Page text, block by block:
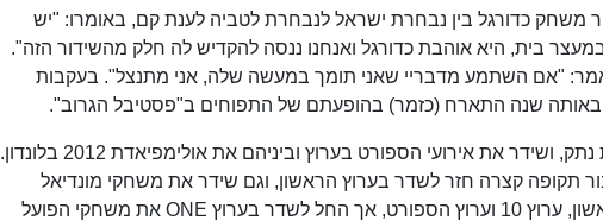
משחק כדורגל בין נבחרת ישראל לנבחרת לטביה לענת קם, באומרו: "יש
בית, היא אוהבת כדורגל ואנחנו ננסה להקדיש לה חלק מהשידור הזה".
"אם השתמע מדבריי שאני תומך במעשה שלה, אני מתנצל". בעקבות
בשנת 2012 שב ארבל לערוץ 1 לאחר 22 שנות נתק, ושידר את אירועי הספורט בערוץ וביניהם את אולימפיאדת 2012 בלונדון.
2013 הופסקה עבודתו בערוץ 1. כעבור תקופה קצרה חזר לשדר בערוץ הראשון, וגם שידר את משחקי מונדיאל
2014. בסתיו 2014 הודח מתפקידיו בערוץ הראשון, ערוץ 10 וערוץ הספורט, אך החל לשדר בערוץ ONE את משחקי הפועל